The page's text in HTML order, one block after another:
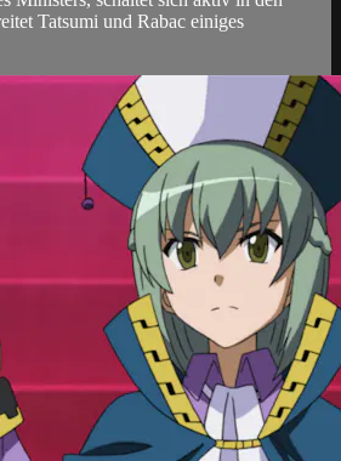
Tatsumi und Rabac einiges